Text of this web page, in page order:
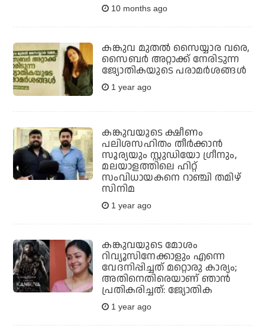
10 months ago
കങ്കുവ മുതല്‍ സൈയ്യാര വരെ,
സൈബര്‍ അറ്റാക്ക് നേരിടുന്ന
ജ്യോതികയുടെ പരാമര്‍ശങ്ങള്‍
1 year ago
കങ്കുവയുടെ ക്ഷീണം
പലിശസഹിതം തീര്‍ക്കാന്‍
സൂര്യയും സ്റ്റുഡിയോ ഗ്രീനും,
മലയാളത്തിലെ ഹിറ്റ്
സംവിധായകനെ റാഞ്ചി തമിഴ്
സിനിമ
1 year ago
കങ്കുവയുടെ മോശം
റിവ്യൂസിനേക്കാളും എന്നെ
വേദനിപ്പിച്ചത് മറ്റൊരു കാര്യം;
അതിനെതിരെയാണ് ഞാന്‍
പ്രതികരിച്ചത്: ജ്യോതിക
1 year ago